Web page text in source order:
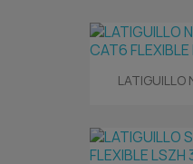
LATIGUILLO